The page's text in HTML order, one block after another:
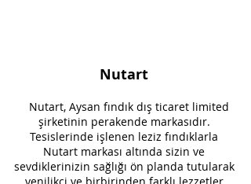
Nutart
Nutart, Aysan fındık dış ticaret limited
şirketinin perakende markasıdır.
Tesislerinde işlenen leziz fındıklarla
Nutart markası altında sizin ve
sevdiklerinizin sağlığı ön planda tutularak
yenilikçi ve birbirinden farklı lezzetler